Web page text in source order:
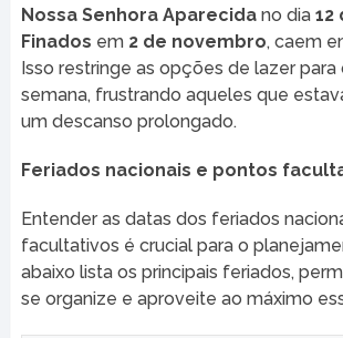
Nossa Senhora Aparecidano dia 12
Finados em 2 de novembro, caem
Isso restringe as opções de lazer para
semana, frustrando aqueles que
um descanso prolongado.
Feriados nacionais e pontos
Entender as datas dos feriados
facultativos é crucial para o
abaixo lista os principais feriados,
se organize e aproveite ao máximo